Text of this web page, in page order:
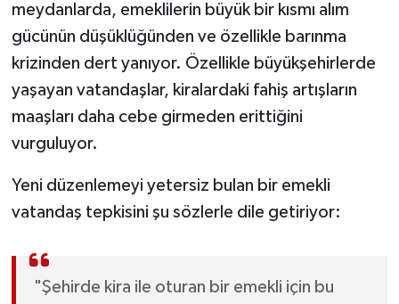
meydanlarda, emeklilerin büyük bir kısmı alım
gücünün düşüklüğünden ve özellikle barınma
krizinden dert yanıyor. Özellikle büyükşehirlerde
yaşayan vatandaşlar, kiralardaki fahiş artışların
maaşları daha cebe girmeden erittiğini
vurguluyor.
Yeni düzenlemeyi yetersiz bulan bir emekli
vatandaş tepkisini şu sözlerle dile getiriyor:
"Şehirde kira ile oturan bir emekli için bu